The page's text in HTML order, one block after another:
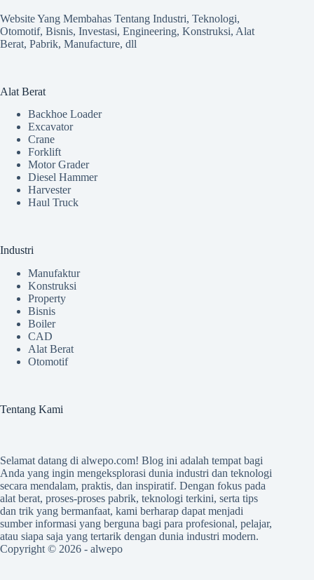
Website Yang Membahas Tentang Industri, Teknologi,
Otomotif, Bisnis, Investasi, Engineering, Konstruksi, Alat
Berat, Pabrik, Manufacture, dll
Alat Berat
Backhoe Loader
Excavator
Crane
Forklift
Motor Grader
Diesel Hammer
Harvester
Haul Truck
Industri
Manufaktur
Konstruksi
Property
Bisnis
Boiler
CAD
Alat Berat
Otomotif
Tentang Kami
Selamat datang di alwepo.com! Blog ini adalah tempat bagi
Anda yang ingin mengeksplorasi dunia industri dan teknologi
secara mendalam, praktis, dan inspiratif. Dengan fokus pada
alat berat, proses-proses pabrik, teknologi terkini, serta tips
dan trik yang bermanfaat, kami berharap dapat menjadi
sumber informasi yang berguna bagi para profesional, pelajar,
atau siapa saja yang tertarik dengan dunia industri modern.
Copyright © 2026 - alwepo